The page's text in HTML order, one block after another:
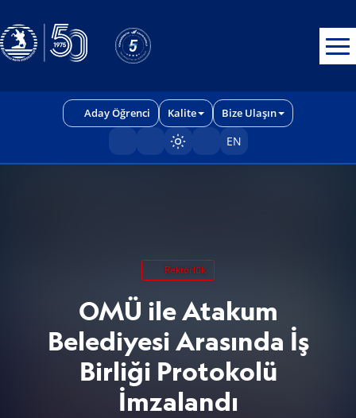
Aday Öğrenci Kalite Bize Ulaşın
Sayfayı karart/aç
EN
Rektörlük
OMÜ ile Atakum
Belediyesi Arasında İş
Birliği Protokolü
İmzalandı